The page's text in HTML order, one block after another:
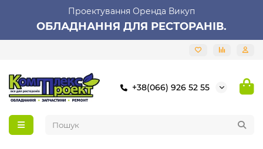
Проектування Оренда Викуп
ОБЛАДНАННЯ ДЛЯ РЕСТОРАНІВ.
+38(066) 926 52 55